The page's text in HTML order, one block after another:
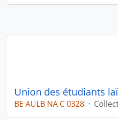
Union des étudiants
BE AULB NA C 0328 ·